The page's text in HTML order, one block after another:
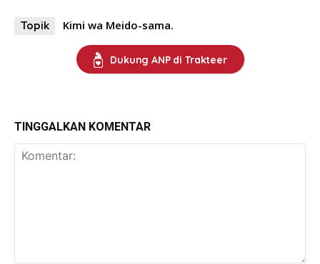
Topik Kimi wa Meido-sama.
Dukung ANP di Trakteer
TINGGALKAN KOMENTAR